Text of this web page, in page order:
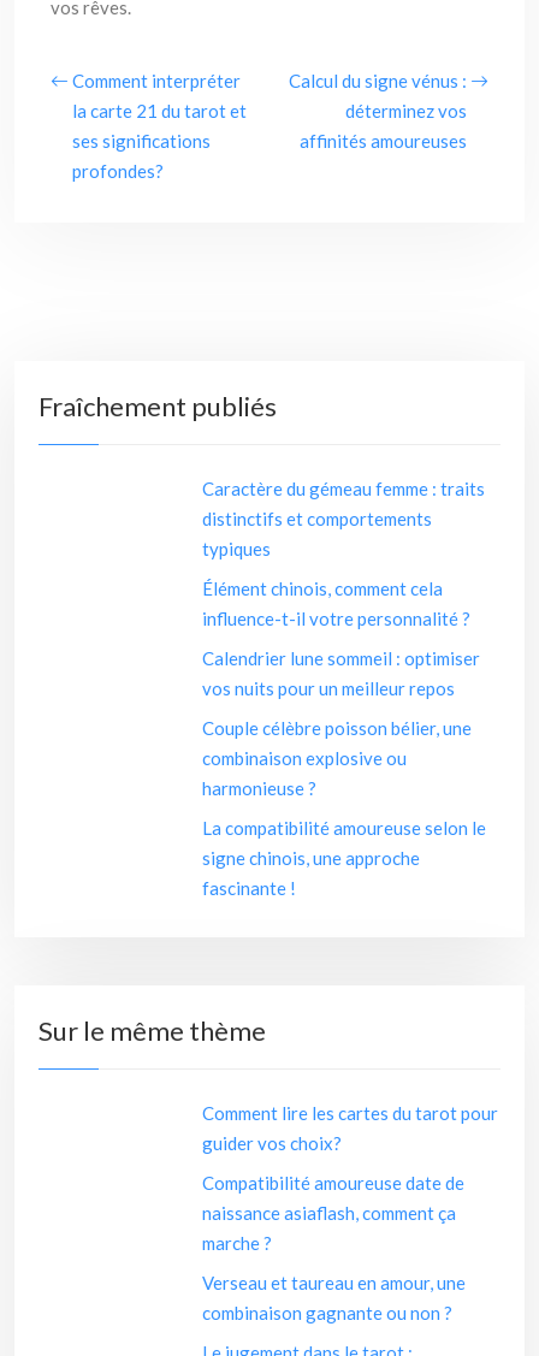
vos rêves.
Comment interpréter
la carte 21 du tarot et
ses significations
profondes?
Calcul du signe vénus :
déterminez vos
affinités amoureuses
Fraîchement publiés
Caractère du gémeau femme : traits
distinctifs et comportements
typiques
Élément chinois, comment cela
influence-t-il votre personnalité ?
Calendrier lune sommeil : optimiser
vos nuits pour un meilleur repos
Couple célèbre poisson bélier, une
combinaison explosive ou
harmonieuse ?
La compatibilité amoureuse selon le
signe chinois, une approche
fascinante !
Sur le même thème
Comment lire les cartes du tarot pour
guider vos choix?
Compatibilité amoureuse date de
naissance asiaflash, comment ça
marche ?
Verseau et taureau en amour, une
combinaison gagnante ou non ?